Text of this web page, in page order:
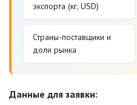
экспорта (кг, USD)
Страны-поставщики и
доли рынка
Данные для заявки: